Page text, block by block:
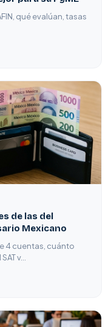
qué evalúan, tasas
de las del
Mexicano
4 cuentas, cuánto
v…